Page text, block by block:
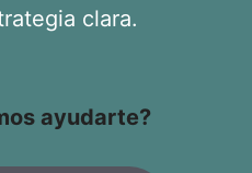
clara.
ayudarte?